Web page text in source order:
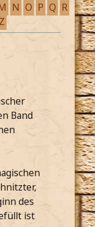
N O P Q R
Z
Band
des
ist